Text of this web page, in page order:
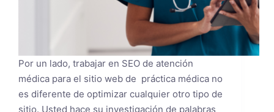
Por un lado, trabajar en SEO de atención
médica para el sitio web de práctica médica no
es diferente de optimizar cualquier otro tipo de
sitio. Usted hace su investigación de palabras